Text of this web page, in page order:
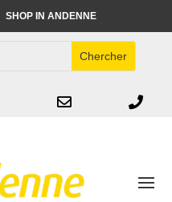
SHOP IN ANDENNE
 